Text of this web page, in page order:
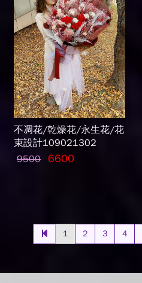
不凋花/乾燥花/永生花/花
束設計109021302
9500 6600
1 2 3 4